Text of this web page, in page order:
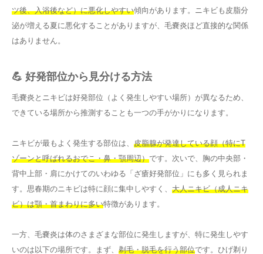
ツ後、入浴後など）に悪化しやすい傾向があります。ニキビも皮脂分
泌が増える夏に悪化することがありますが、毛嚢炎ほど直接的な関係
はありません。
💪 好発部位から見分ける方法
毛嚢炎とニキビは好発部位（よく発生しやすい場所）が異なるため、
できている場所から推測することも一つの手がかりになります。
ニキビが最もよく発生する部位は、 皮脂腺が発達している顔（特にT
ゾーンと呼ばれるおでこ・鼻・顎周辺）です。次いで、胸の中央部・
背中上部・肩にかけてのいわゆる「ざ瘡好発部位」にも多く見られま
す。思春期のニキビは特に顔に集中しやすく、 大人ニキビ（成人ニキ
ビ）は顎・首まわりに多い特徴があります。
一方、毛嚢炎は体のさまざまな部位に発生しますが、特に発生しやす
いのは以下の場所です。まず、 剃毛・脱毛を行う部位です。ひげ剃り